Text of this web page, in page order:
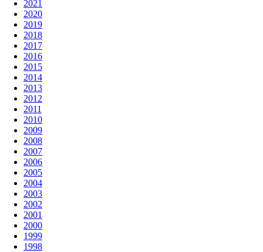
2021
2020
2019
2018
2017
2016
2015
2014
2013
2012
2011
2010
2009
2008
2007
2006
2005
2004
2003
2002
2001
2000
1999
1998